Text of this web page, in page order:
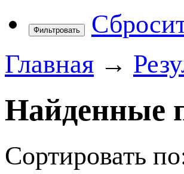
Фильтровать
Главная →
Найденные
Сортировать